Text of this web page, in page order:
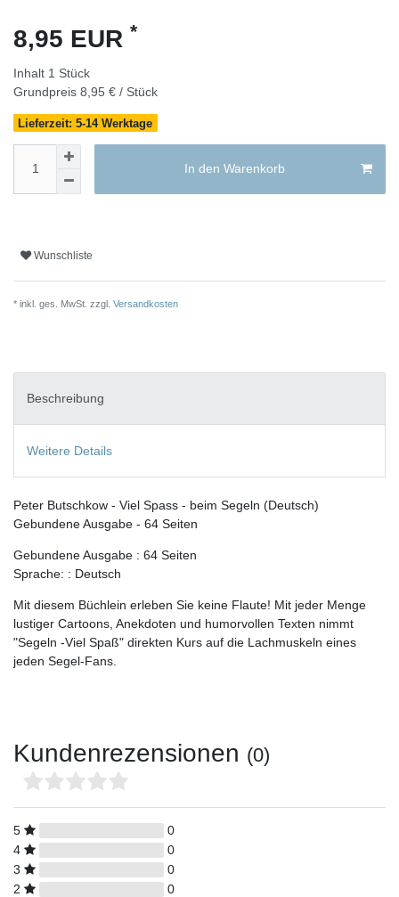
8,95 EUR *
Inhalt 1 Stück
Grundpreis 8,95 € / Stück
Lieferzeit: 5-14 Werktage
In den Warenkorb
Wunschliste
* inkl. ges. MwSt. zzgl. Versandkosten
Beschreibung
Weitere Details
Peter Butschkow - Viel Spass - beim Segeln (Deutsch)
Gebundene Ausgabe - 64 Seiten
Gebundene Ausgabe : 64 Seiten
Sprache: : Deutsch
Mit diesem Büchlein erleben Sie keine Flaute! Mit jeder Menge
lustiger Cartoons, Anekdoten und humorvollen Texten nimmt
"Segeln -Viel Spaß" direkten Kurs auf die Lachmuskeln eines
jeden Segel-Fans.
Kundenrezensionen (0)
5
0
4
0
3
0
2
0